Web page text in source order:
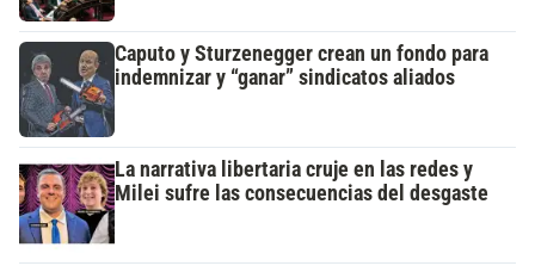
Caputo y Sturzenegger crean un fondo para
indemnizar y “ganar” sindicatos aliados
La narrativa libertaria cruje en las redes y
Milei sufre las consecuencias del desgaste